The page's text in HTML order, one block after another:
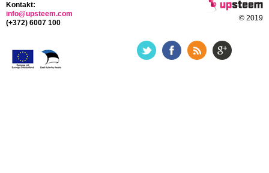
© 2019
Kontakt:
info@upsteem.com
(+372) 6007 100